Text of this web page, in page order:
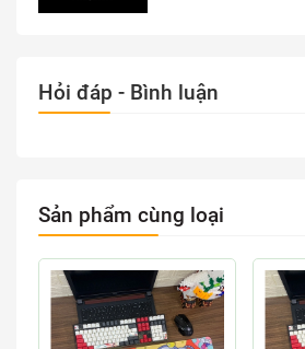
Hỏi đáp - Bình luận
Sản phẩm cùng loại